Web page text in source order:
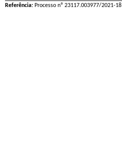
Referência: Processo nº 23117.003977/2021-18